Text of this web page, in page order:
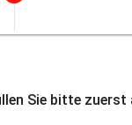
Sie bitte zuerst